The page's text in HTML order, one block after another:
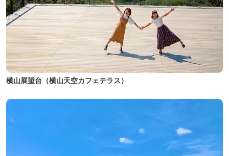
横山展望台（横山天空カフェテラス）